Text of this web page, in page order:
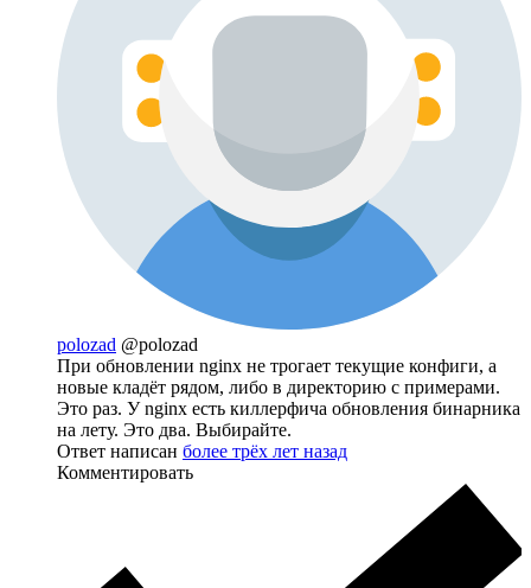
polozad @polozad
При обновлении nginx не трогает текущие конфиги, а
новые кладёт рядом, либо в директорию с примерами.
Это раз. У nginx есть киллерфича обновления бинарника
на лету. Это два. Выбирайте.
Ответ написан более трёх лет назад
Комментировать